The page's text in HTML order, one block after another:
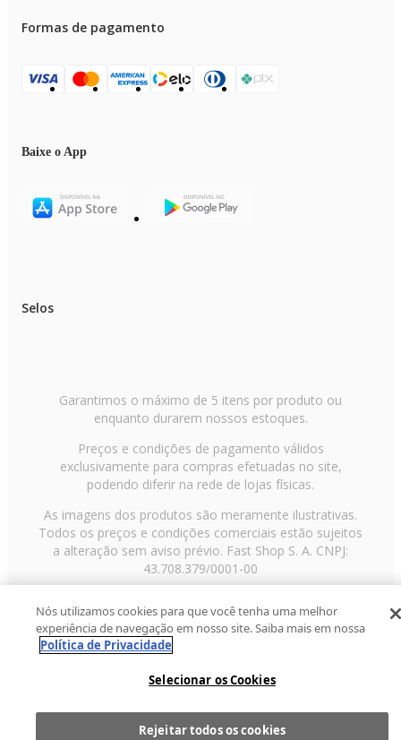
Formas de pagamento
Baixe o App
Selos
Garantimos o máximo de 5 itens por produto ou
enquanto durarem nossos estoques.
Preços e condições de pagamento válidos
exclusivamente para compras efetuadas no site,
podendo diferir na rede de lojas físicas.
As imagens dos produtos são meramente ilustrativas.
Todos os preços e condições comerciais estão sujeitos
a alteração sem aviso prévio. Fast Shop S. A. CNPJ:
43.708.379/0001-00
Paulo/SP, CEP 02029-001, Telefone: 11 3003-3728 ©
2013 Fast Shop - Todos os direitos reservadosRF
Nós utilizamos cookies para que você tenha uma melhor
experiência de navegação em nosso site. Saiba mais em nossa
Política de Privacidade
Selecionar os Cookies
Rejeitar todos os cookies